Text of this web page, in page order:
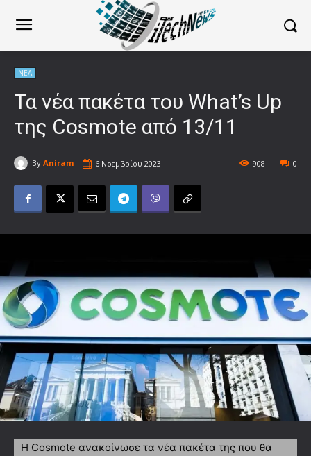
ΝΕΑ
Τα νέα πακέτα του What’s Up
της Cosmote από 13/11
By Aniram 6 Νοεμβρίου 2023 0
908
Η Cosmote ανακοίνωσε τα νέα πακέτα της που θα